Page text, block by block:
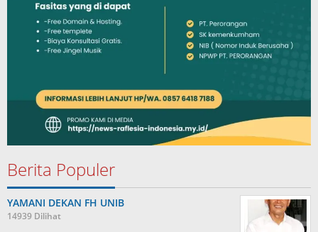
Berita Populer
YAMANI DEKAN FH UNIB
14939 Dilihat